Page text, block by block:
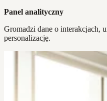
Panel analityczny
Gromadzi dane o interakcjach,
personalizację.